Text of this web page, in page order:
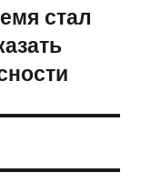
стал